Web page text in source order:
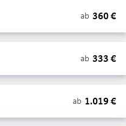
ab 360€
ab 333 €
ab 1.019€